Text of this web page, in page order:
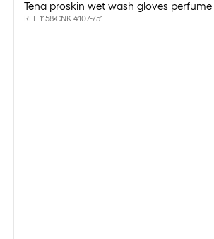
Tena proskin wet wash gloves perfume
REF 1158CNK 4107-751